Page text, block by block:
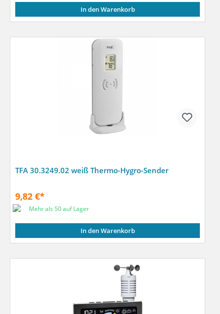
In den Warenkorb
TFA 30.3249.02 weiß Thermo-Hygro-Sender
9,82 €*
Mehr als 50 auf Lager
In den Warenkorb